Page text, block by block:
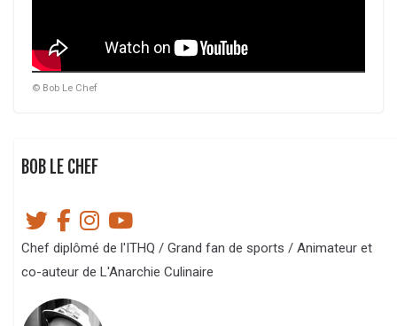
© Bob Le Chef
BOB LE CHEF
Chef diplômé de l'ITHQ / Grand fan de sports / Animateur et
co-auteur de L'Anarchie Culinaire